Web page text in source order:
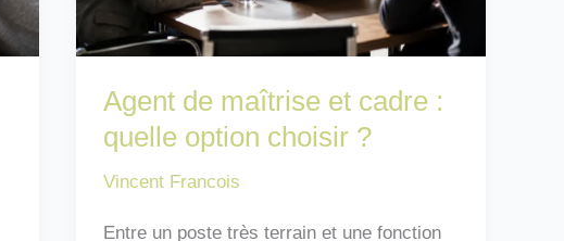
Agent de maîtrise et cadre :
quelle option choisir ?
Vincent Francois
Entre un poste très terrain et une fonction